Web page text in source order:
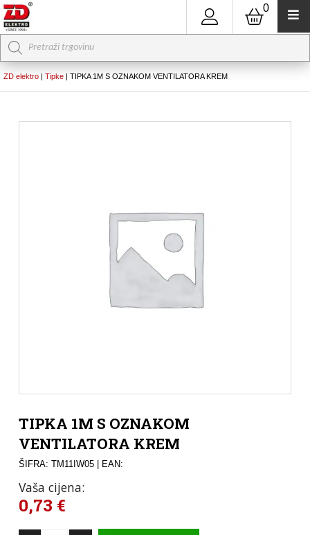
0
Products
search
ZD elektro | Tipke | TIPKA 1M S OZNAKOM VENTILATORA KREM
TIPKA 1M S OZNAKOM
VENTILATORA KREM
ŠIFRA: TM11IW05| EAN:
Vaša cijena:
0,73 €